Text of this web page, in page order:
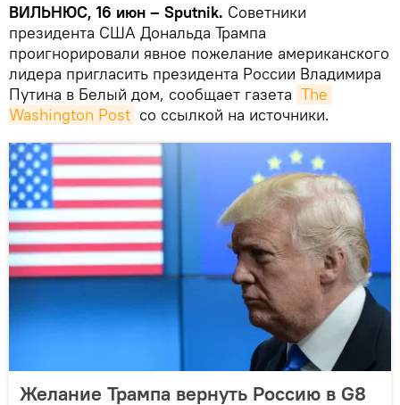
ВИЛЬНЮС, 16 июн – Sputnik. Советники
президента США Дональда Трампа
проигнорировали явное пожелание американского
лидера пригласить президента России Владимира
Путина в Белый дом, сообщает газета The
Washington Post со ссылкой на источники.
Желание Трампа вернуть Россию в G8